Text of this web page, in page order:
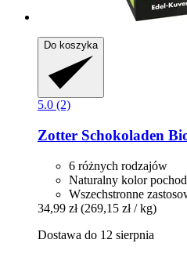
Do koszyka
5.0 (2)
Zotter Schokoladen
6 różnych rodzajów
Naturalny kolor
Wszechstronne
34,99 zł (269,15 zł / kg)
Dostawa do 12 sierpnia